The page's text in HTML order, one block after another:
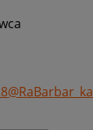
@RaBarbar_ka